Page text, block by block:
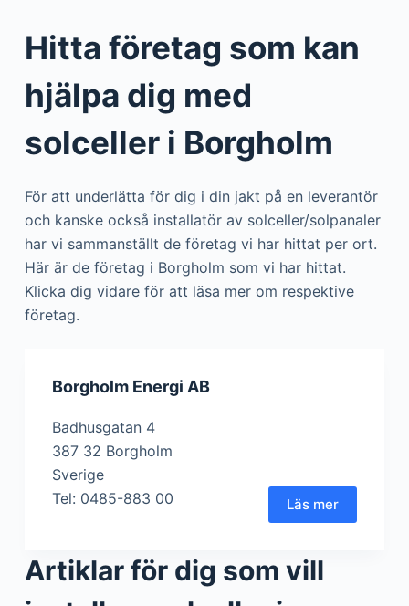
Hitta företag som kan
hjälpa dig med
solceller i Borgholm
För att underlätta för dig i din jakt på en leverantör
och kanske också installatör av solceller/solpanaler
har vi sammanställt de företag vi har hittat per ort.
Här är de företag i Borgholm som vi har hittat.
Klicka dig vidare för att läsa mer om respektive
företag.
Borgholm Energi AB
Badhusgatan 4
387 32 Borgholm
Sverige
Tel: 0485-883 00
Läs mer
Artiklar för dig som vill